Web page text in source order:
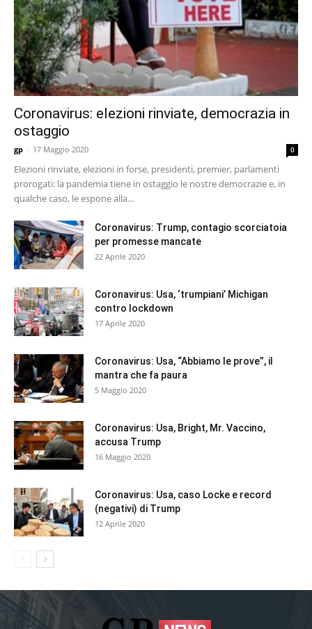
Coronavirus: elezioni rinviate, democrazia in
ostaggio
gp - 17 Maggio 2020 0
Elezioni rinviate, elezioni in forse, presidenti, premier, parlamenti
prorogati: la pandemia tiene in ostaggio le nostre democrazie e, in
qualche caso, le espone alla...
Coronavirus: Trump, contagio scorciatoia
per promesse mancate
22 Aprile 2020
Coronavirus: Usa, ‘trumpiani’ Michigan
contro lockdown
17 Aprile 2020
Coronavirus: Usa, “Abbiamo le prove”, il
mantra che fa paura
5 Maggio 2020
Coronavirus: Usa, Bright, Mr. Vaccino,
accusa Trump
16 Maggio 2020
Coronavirus: Usa, caso Locke e record
(negativi) di Trump
12 Aprile 2020